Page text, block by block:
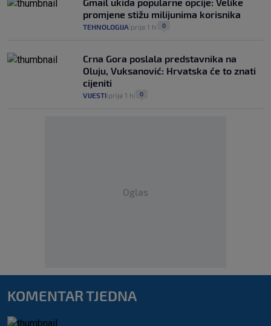
Gmail ukida popularne opcije: Velike
promjene stižu milijunima korisnika
TEHNOLOGIJA prije 1 h 0
Crna Gora poslala predstavnika na
Oluju, Vuksanović: Hrvatska će to znati
cijeniti
VIJESTI prije 1 h 0
Oglas
KOMENTAR TJEDNA